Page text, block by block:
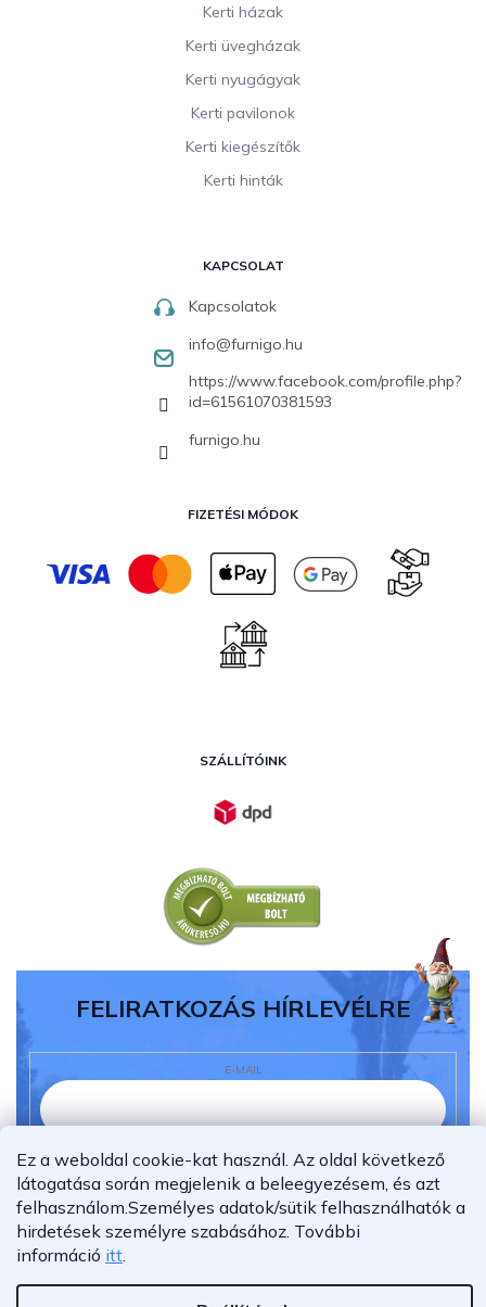
Ez a weboldal cookie-kat használ. Az oldal következő
látogatása során megjelenik a beleegyezésem, és azt
felhasználom.Személyes adatok/sütik felhasználhatók a
hirdetések személyre szabásához. További
információ itt.
Kerti házak
Kerti üvegházak
Kerti nyugágyak
Kerti pavilonok
Kerti kiegészítők
Kerti hinták
KAPCSOLAT
Kapcsolatok
info@furnigo.hu
https://www.facebook.com/profile.php?
id=61561070381593
furnigo.hu
FIZETÉSI MÓDOK
SZÁLLÍTÓINK
FELIRATKOZÁS HÍRLEVÉLRE
E-MAIL
Elolvastam és megértettem azadatvédelmi
nyilatkozatot.
Feliratkozás